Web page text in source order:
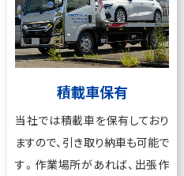
積載車保有
当社では積載車を保有しており
ますので、引き取り納車も可能で
す。作業場所があれば、出張作